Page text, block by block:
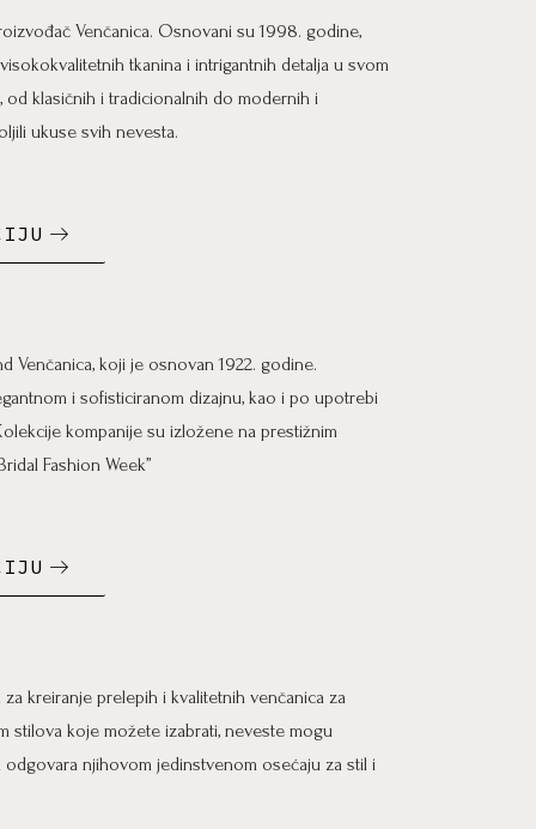
Venčanica. Osnovani su 1998. godine,
tkanina i intrigantnih detalja u svom
od klasičnih i tradicionalnih do modernih i
ukuse svih nevesta.
Venčanica, koji je osnovan 1922. godine.
i sofisticiranom dizajnu, kao i po upotrebi
kompanije su izložene na prestižnim
Fashion Week”
kreiranje prelepih i kvalitetnih venčanica za
stilova koje možete izabrati, neveste mogu
njihovom jedinstvenom osećaju za stil i